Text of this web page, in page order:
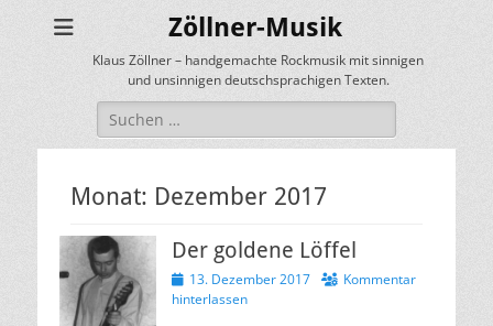
Zöllner-Musik
Klaus Zöllner – handgemachte Rockmusik mit sinnigen
und unsinnigen deutschsprachigen Texten.
Suchen
nach:
Monat: Dezember 2017
Der goldene Löffel
Veröffentlicht
am
13. Dezember 2017
Kommentar
hinterlassen